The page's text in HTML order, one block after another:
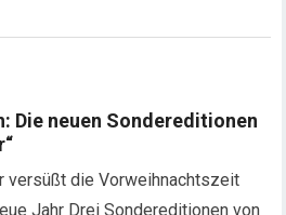
Die neuen Sondereditionen
versüßt die Vorweihnachtszeit
Jahr Drei Sondereditionen von